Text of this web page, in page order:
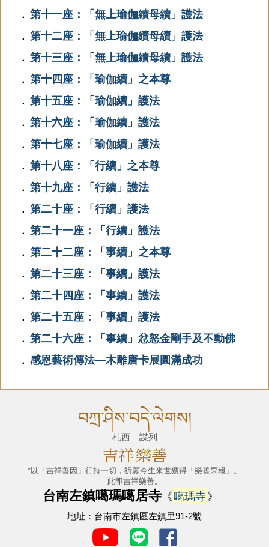
． 第十一座：「無上瑜伽續母續」護法
． 第十二座：「無上瑜伽續母續」護法
． 第十三座：「無上瑜伽續母續」護法
． 第十四座：「瑜伽續」之本尊
． 第十五座：「瑜伽續」護法
． 第十六座：「瑜伽續」護法
． 第十七座：「瑜伽續」護法
． 第十八座：「行續」之本尊
． 第十九座：「行續」護法
． 第二十座：「行續」護法
． 第二十一座：「行續」護法
． 第二十二座：「事續」之本尊
． 第二十三座：「事續」護法
． 第二十四座：「事續」護法
． 第二十五座：「事續」護法
． 第二十六座：「事續」忿怒金剛手及不動佛
． 感恩藝術傳法—木雕唐卡展圓滿成功
བཀྲ་ཤིས་བདེ་ལེགས།
札西 諜列
吉祥樂善
*以「吉祥善因」行持一切，祈願今生來世獲得「樂善果報」。
此即吉祥樂善。
台南左鎮噶瑪噶居寺《噶瑪寺 》
地址：台南市左鎮區左鎮里91-2號